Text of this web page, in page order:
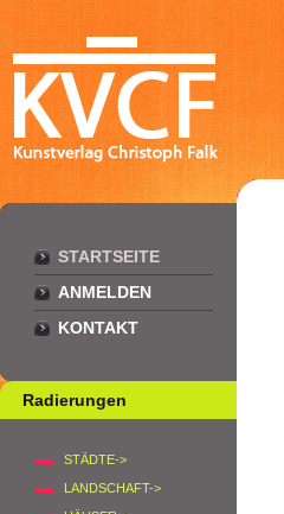
STARTSEITE
ANMELDEN
KONTAKT
Radierungen
STÄDTE->
LANDSCHAFT->